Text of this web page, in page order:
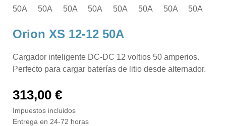
Orion XS 12-12 50A
Cargador inteligente DC-DC 12 voltios 50 amperios.
Perfecto para cargar baterías de litio desde alternador.
313,00 €
Impuestos incluidos
Entrega en 24-72 horas